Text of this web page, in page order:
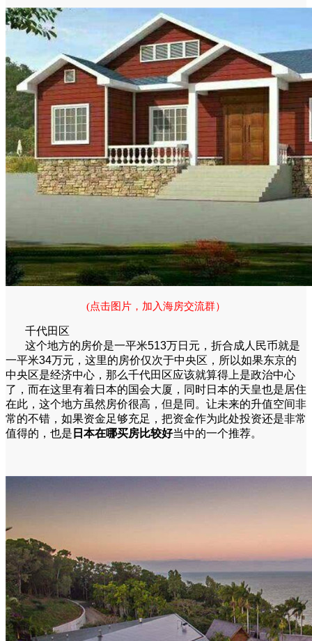
(点击图片，加入海房交流群）
千代田区
这个地方的房价是一平米513万日元，折合成人民币就是
一平米34万元，这里的房价仅次于中央区，所以如果东京的
中央区是经济中心，那么千代田区应该就算得上是政治中心
了，而在这里有着日本的国会大厦，同时日本的天皇也是居住
在此，这个地方虽然房价很高，但是同。让未来的升值空间非
常的不错，如果资金足够充足，把资金作为此处投资还是非常
值得的，也是 日本在哪买房比较好当中的一个推荐。